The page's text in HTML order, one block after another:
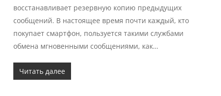
восстанавливает резервную копию предыдущих
сообщений. В настоящее время почти каждый, кто
покупает смартфон, пользуется такими службами
обмена мгновенными сообщениями, как…
Читать далее